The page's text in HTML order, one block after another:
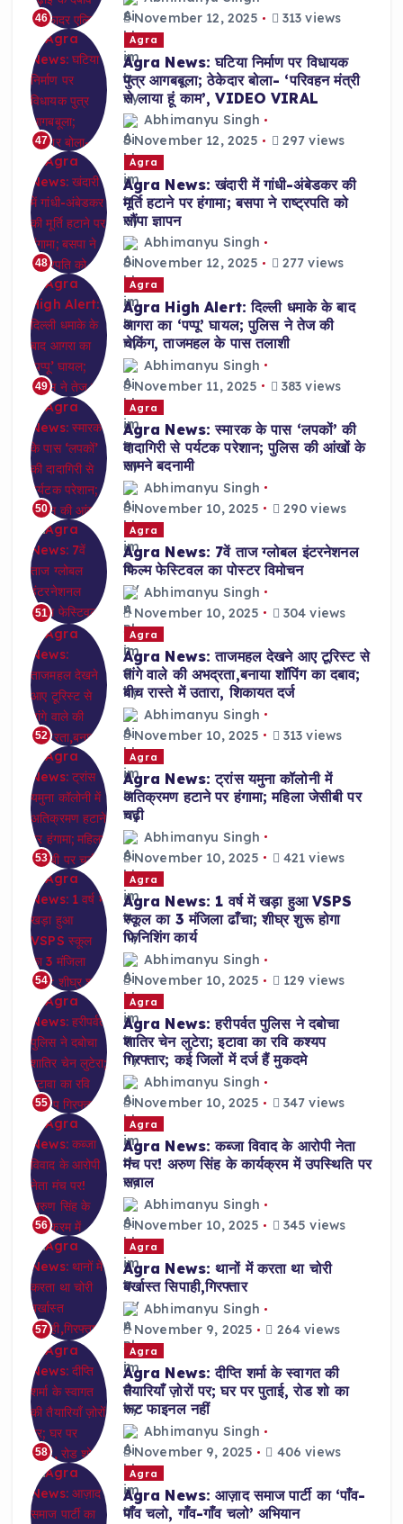
46
November 12, 2025
313 views
47
Agra
Agra News: घटिया निर्माण पर विधायक
पुत्र आगबबूला; ठेकेदार बोला- ‘परिवहन मंत्री
से लाया हूं काम’, VIDEO VIRAL
Abhimanyu Singh
November 12, 2025
297 views
48
Agra
Agra News: खंदारी में गांधी-अंबेडकर की
मूर्ति हटाने पर हंगामा; बसपा ने राष्ट्रपति को
सौंपा ज्ञापन
Abhimanyu Singh
November 12, 2025
277 views
49
Agra
Agra High Alert: दिल्ली धमाके के बाद
आगरा का ‘पप्पू’ घायल; पुलिस ने तेज की
चेकिंग, ताजमहल के पास तलाशी
Abhimanyu Singh
November 11, 2025
383 views
50
Agra
Agra News: स्मारक के पास ‘लपकों’ की
दादागिरी से पर्यटक परेशान; पुलिस की आंखों के
सामने बदनामी
Abhimanyu Singh
November 10, 2025
290 views
51
Agra
Agra News: 7वें ताज ग्लोबल इंटरनेशनल
फिल्म फेस्टिवल का पोस्टर विमोचन
Abhimanyu Singh
November 10, 2025
304 views
52
Agra
Agra News: ताजमहल देखने आए टूरिस्ट से
तांगे वाले की अभद्रता,बनाया शॉपिंग का दबाव;
बीच रास्ते में उतारा, शिकायत दर्ज
Abhimanyu Singh
November 10, 2025
313 views
53
Agra
Agra News: ट्रांस यमुना कॉलोनी में
अतिक्रमण हटाने पर हंगामा; महिला जेसीबी पर
चढ़ी
Abhimanyu Singh
November 10, 2025
421 views
54
Agra
Agra News: 1 वर्ष में खड़ा हुआ VSPS
स्कूल का 3 मंजिला ढाँचा; शीघ्र शुरू होगा
फिनिशिंग कार्य
Abhimanyu Singh
November 10, 2025
129 views
55
Agra
Agra News: हरीपर्वत पुलिस ने दबोचा
शातिर चेन लुटेरा; इटावा का रवि कश्यप
गिरफ्तार; कई जिलों में दर्ज हैं मुकदमे
Abhimanyu Singh
November 10, 2025
347 views
56
Agra
Agra News: कब्जा विवाद के आरोपी नेता
मंच पर! अरुण सिंह के कार्यक्रम में उपस्थिति पर
सवाल
Abhimanyu Singh
November 10, 2025
345 views
57
Agra
Agra News: थानों में करता था चोरी
बर्खास्त सिपाही,गिरफ्तार
Abhimanyu Singh
November 9, 2025
264 views
58
Agra
Agra News: दीप्ति शर्मा के स्वागत की
तैयारियाँ ज़ोरों पर; घर पर पुताई, रोड शो का
रूट फाइनल नहीं
Abhimanyu Singh
November 9, 2025
406 views
Agra
Agra News: आज़ाद समाज पार्टी का ‘पाँव-
पाँव चलो, गाँव-गाँव चलो’ अभियान